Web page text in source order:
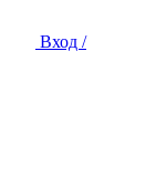
Вход /